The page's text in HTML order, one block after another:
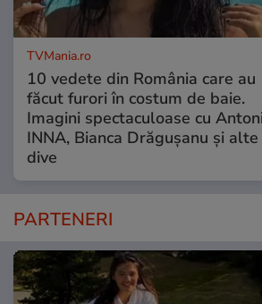
TVMania.ro
10 vedete din România care au
făcut furori în costum de baie.
Imagini spectaculoase cu
INNA, Bianca Drăgușanu și alte
dive
PARTENERI